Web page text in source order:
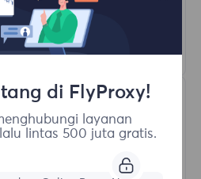
Lanjut
di FlyProxy!
layanan
lintas 500 juta gratis.